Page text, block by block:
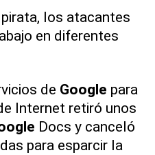
los atacantes
en diferentes
de Google para
Internet retiró unos
Docs y canceló
para esparcir la